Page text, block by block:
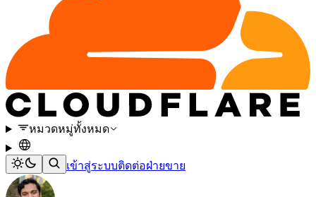
หมวดหมู่ทั้งหมด
เข้าสู่ระบบติดต่อฝ่ายขาย